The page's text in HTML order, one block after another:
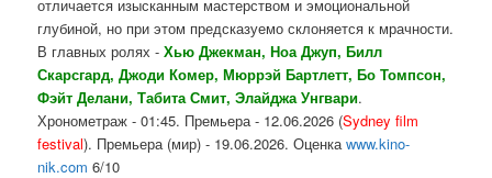
отличается изысканным мастерством и эмоциональной
глубиной, но при этом предсказуемо склоняется к мрачности.
В главных ролях -Хью Джекман, Ноа Джуп, Билл
Скарсгард, Джоди Комер, Мюррэй Бартлетт, Бо Томпсон,
Фэйт Делани, Табита Смит, Элайджа Унгвари.
Хронометраж - 01:45. Премьера - 12.06.2026 (Sydney film
festival). Премьера (мир) - 19.06.2026. Оценкаwww.kino-
nik.com 6/10